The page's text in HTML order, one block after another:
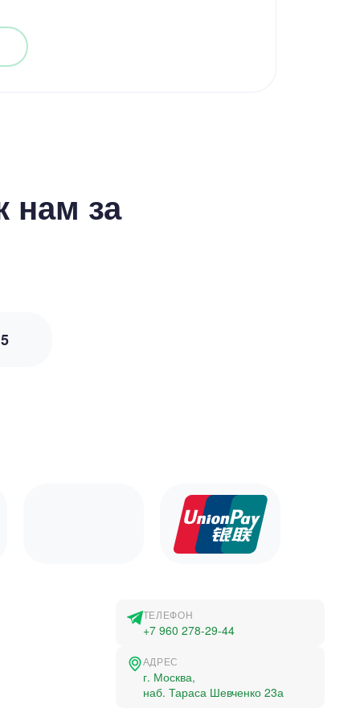
нам за
5
ТЕЛЕФОН
+7 960 278-29-44
АДРЕС
г. Москва,
наб. Тараса Шевченко 23а